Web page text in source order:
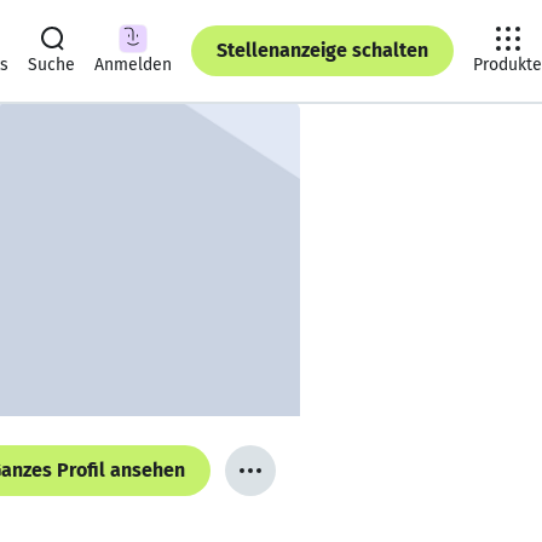
Suche Anmelden
Stellenanzeige schalten
Produkte
Profil ansehen